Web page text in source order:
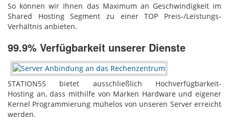
So können wir Ihnen das Maximum an Geschwindigkeit im
Shared Hosting Segment zu einer TOP Preis-/Leistungs-
Verhältnis anbieten.
99.9% Verfügbarkeit unserer Dienste
STATION55 bietet ausschließlich Hochverfügbarkeit-
Hosting‎ an, dass mithilfe von Marken Hardware und eigener
Kernel Programmierung mühelos von unseren Server erreicht
werden.